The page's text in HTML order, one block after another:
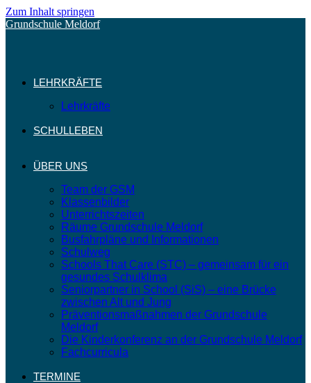
Zum Inhalt springen
Grundschule Meldorf
LEHRKRÄFTE
Lehrkräfte
SCHULLEBEN
ÜBER UNS
Team der GSM
Klassenbilder
Unterrichtszeiten
Räume Grundschule Meldorf
Busfahrpläne und Informationen
Schulweg
Schools That Care (STC) – gemeinsam für ein
gesundes Schulklima
Seniorpartner in School (SiS) – eine Brücke
zwischen Alt und Jung
Präventionsmaßnahmen der Grundschule
Meldorf
Die Kinderkonferenz an der Grundschule Meldorf
Fachcurricula
TERMINE